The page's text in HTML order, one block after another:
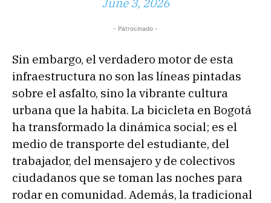
June 3, 2026
- Patrocinado -
Sin embargo, el verdadero motor de esta
infraestructura no son las líneas pintadas
sobre el asfalto, sino la vibrante cultura
urbana que la habita. La bicicleta en Bogotá
ha transformado la dinámica social; es el
medio de transporte del estudiante, del
trabajador, del mensajero y de colectivos
ciudadanos que se toman las noches para
rodar en comunidad. Además, la tradicional